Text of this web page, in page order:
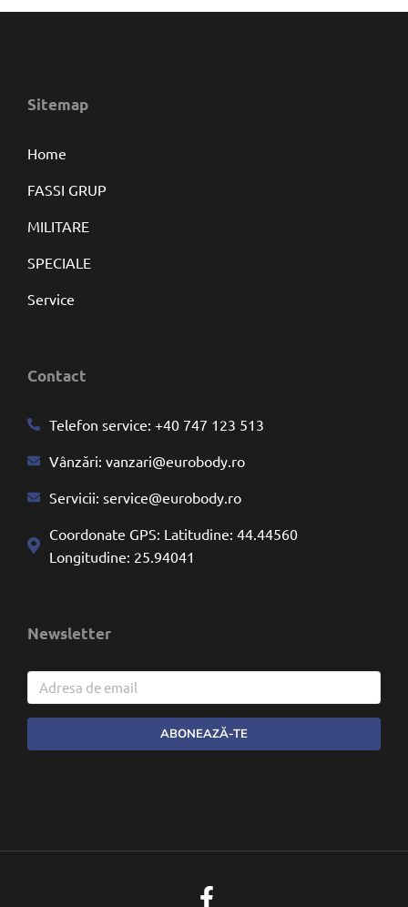
Sitemap
Home
FASSI GRUP
MILITARE
SPECIALE
Service
Contact
Telefon service: +40 747 123 513
Vânzări: vanzari@eurobody.ro
Servicii: service@eurobody.ro
Coordonate GPS: Latitudine: 44.44560
Longitudine: 25.94041
Newsletter
ABONEAZĂ-TE